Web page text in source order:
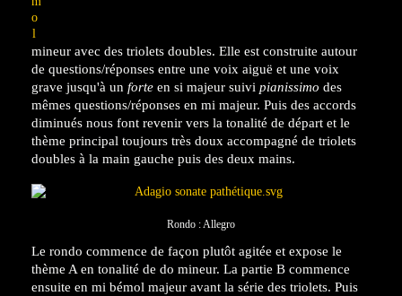
mineur avec des triolets doubles. Elle est construite autour
de questions/réponses entre une voix aiguë et une voix
grave jusqu'à un forte en si majeur suivi pianissimo des
mêmes questions/réponses en mi majeur. Puis des accords
diminués nous font revenir vers la tonalité de départ et le
thème principal toujours très doux accompagné de triolets
doubles à la main gauche puis des deux mains.
Rondo : Allegro
Le rondo commence de façon plutôt agitée et expose le
thème A en tonalité de do mineur. La partie B commence
ensuite en mi bémol majeur avant la série des triolets. Puis